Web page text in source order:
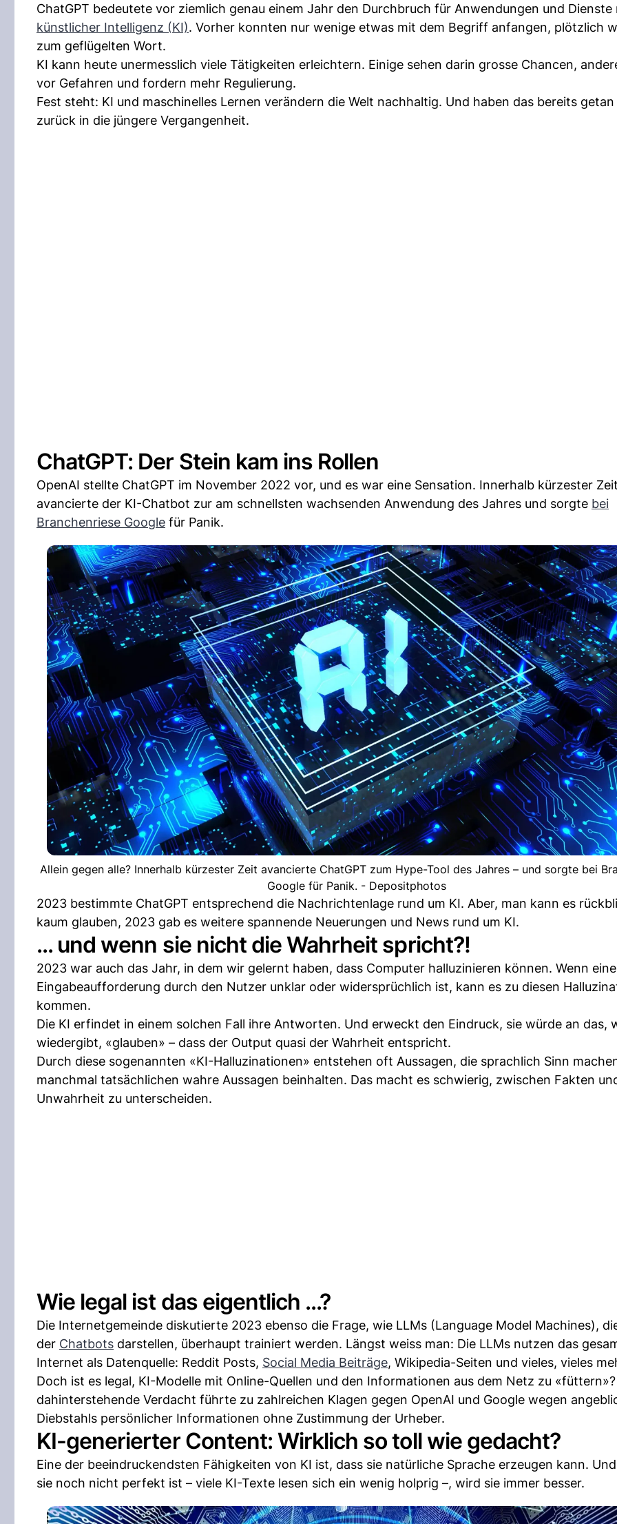
ChatGPT bedeutete vor ziemlich genau einem Jahr den Durchbruch für Anwendungen und Dienste
künstlicher Intelligenz (KI). Vorher konnten nur wenige etwas mit dem Begriff anfangen, plötzlich
zum geflügelten Wort.
KI kann heute unermesslich viele Tätigkeiten erleichtern. Einige sehen darin grosse Chancen,
vor Gefahren und fordern mehr Regulierung.
Fest steht: KI und maschinelles Lernen verändern die Welt nachhaltig. Und haben das bereits getan
zurück in die jüngere Vergangenheit.
ChatGPT: Der Stein kam ins Rollen
OpenAI stellte ChatGPT im November 2022 vor, und es war eine Sensation. Innerhalb kürzester
avancierte der KI-Chatbot zur am schnellsten wachsenden Anwendung des Jahres und sorgte bei
Branchenriese Google für Panik.
Allein gegen alle? Innerhalb kürzester Zeit avancierte ChatGPT zum Hype-Tool des Jahres – und sorgte bei
Google für Panik. - Depositphotos
2023 bestimmte ChatGPT entsprechend die Nachrichtenlage rund um KI. Aber, man kann es
kaum glauben, 2023 gab es weitere spannende Neuerungen und News rund um KI.
... und wenn sie nicht die Wahrheit spricht?!
2023 war auch das Jahr, in dem wir gelernt haben, dass Computer halluzinieren können. Wenn eine
Eingabeaufforderung durch den Nutzer unklar oder widersprüchlich ist, kann es zu diesen
kommen.
Die KI erfindet in einem solchen Fall ihre Antworten. Und erweckt den Eindruck, sie würde an das,
wiedergibt, «glauben» – dass der Output quasi der Wahrheit entspricht.
Durch diese sogenannten «KI-Halluzinationen» entstehen oft Aussagen, die sprachlich Sinn
manchmal tatsächlichen wahre Aussagen beinhalten. Das macht es schwierig, zwischen Fakten
Unwahrheit zu unterscheiden.
Wie legal ist das eigentlich ...?
Die Internetgemeinde diskutierte 2023 ebenso die Frage, wie LLMs (Language Model Machines),
der Chatbots darstellen, überhaupt trainiert werden. Längst weiss man: Die LLMs nutzen das
Internet als Datenquelle: Reddit Posts, Social Media Beiträge, Wikipedia-Seiten und vieles, vieles
Doch ist es legal, KI-Modelle mit Online-Quellen und den Informationen aus dem Netz zu
dahinterstehende Verdacht führte zu zahlreichen Klagen gegen OpenAI und Google wegen
Diebstahls persönlicher Informationen ohne Zustimmung der Urheber.
KI-generierter Content: Wirklich so toll wie gedacht?
Eine der beeindruckendsten Fähigkeiten von KI ist, dass sie natürliche Sprache erzeugen kann.
sie noch nicht perfekt ist – viele KI-Texte lesen sich ein wenig holprig –, wird sie immer besser.